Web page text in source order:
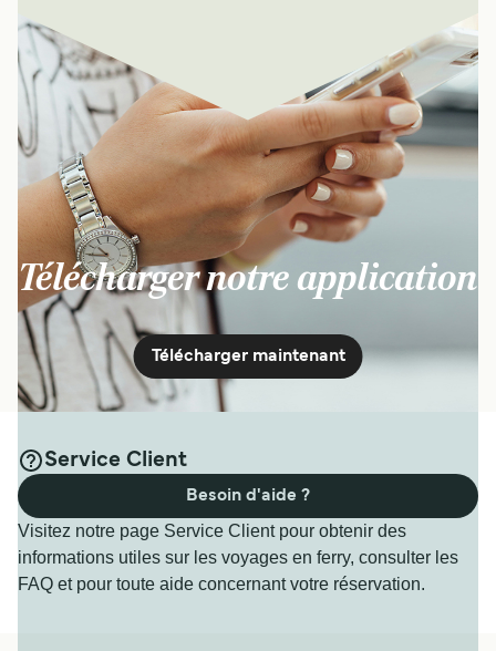
Télécharger notre application
Télécharger maintenant
Service Client
Visitez notre page Service Client pour obtenir des
informations utiles sur les voyages en ferry, consulter les
FAQ et pour toute aide concernant votre réservation.
Besoin d'aide ?